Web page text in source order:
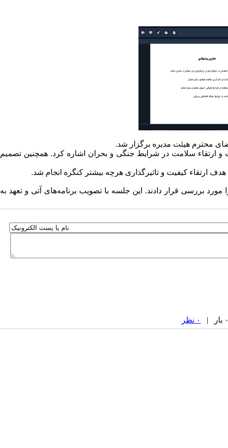
سلامت در شرایط جنگی و بحران اشاره کرد. همچنین تصمیم
ارتقاء کیفیت و تاثیرگذاری هرچه بیشتر کنگره انجام شد.
بررسی قرار دادند. این جلسه با تصویب برنامه‌های آتی و تعهد به
۰ نظر